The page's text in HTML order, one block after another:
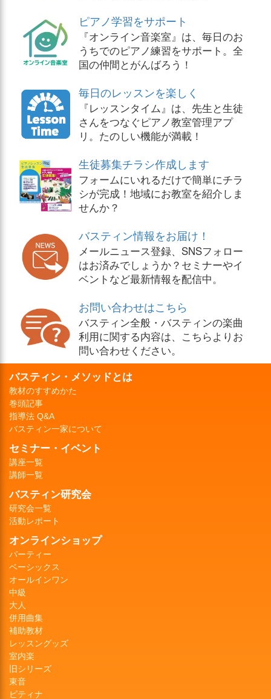
ピアノ学習をサポート
『オンライン音楽室』は、毎日のお
うちでのピアノ練習をサポート。全
国の仲間とがんばろう！
毎日のレッスンを楽しく
『レッスンタイム』は、先生と生徒
さんをつなぐピアノ教室管理アプ
リ。たのしい機能が満載！
生徒募集チラシ作成します
フォームにいれるだけで簡単にチラ
シが完成！地域にお教室を紹介しま
せんか？
バスティン情報をお届け！
メールニュース登録、SNSフォロー
はお済みでしょうか？セミナーやイ
ベントなど最新情報を配信中。
お問い合わせはこちら
バスティン全般・バスティンの楽曲
利用に関する内容は、こちらよりお
問い合わせください。
バスティン・メソッドとは
教材のすすめかた
巻頭記事
指導法 Q&A
バスティン一家について
セミナー・イベント
講座一覧
講師一覧
バスティン研究会
研究会一覧
活動レポート
オンラインショップ
パーティー
ベーシックス
オールインワン
中級
大人
併用曲集
補助教材
レッスングッズ
室内楽
旧シリーズ
東音
ピティナ